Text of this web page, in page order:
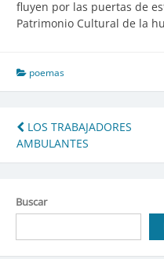
fluyen por las puertas de
Patrimonio Cultural de la
poemas
Navegación
de
LOS TRABAJADORES
AMBULANTES
Buscar